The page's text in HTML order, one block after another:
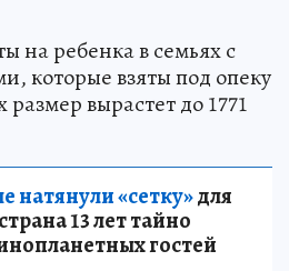
на ребенка в семьях с
которые взяты под опеку
вырастет до 1771
«сетку»для
13 лет тайно
гостей